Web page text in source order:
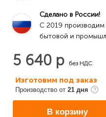
Сделано в России!
C 2019
бытовой и
5 640 р без НДС
Изготовим под заказ
Производство от 21 дня
В корзину